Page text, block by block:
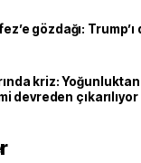
gözdağı:
kriz: Yoğunluktan
devreden çıkarılıyor